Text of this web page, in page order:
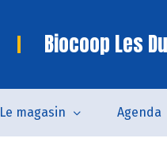
Biocoop Les
Le magasin Agenda